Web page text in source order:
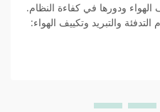
ودورها في كفاءة النظام.
والتبريد وتكييف الهواء:
في جميع أنحاء المبنى.